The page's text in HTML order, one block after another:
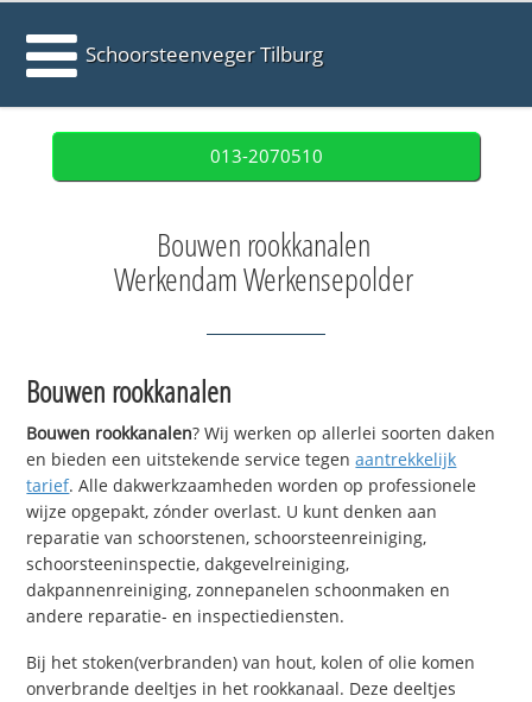
Schoorsteenveger Tilburg
013-2070510
Bouwen rookkanalen
Werkendam Werkensepolder
Bouwen rookkanalen
Bouwen rookkanalen? Wij werken op allerlei soorten daken
en bieden een uitstekende service tegenaantrekkelijk
tarief. Alle dakwerkzaamheden worden op professionele
wijze opgepakt, zónder overlast. U kunt denken aan
reparatie van schoorstenen, schoorsteenreiniging,
schoorsteeninspectie, dakgevelreiniging,
dakpannenreiniging, zonnepanelen schoonmaken en
andere reparatie- en inspectiediensten.
Bij het stoken(verbranden) van hout, kolen of olie komen
onverbrande deeltjes in het rookkanaal. Deze deeltjes